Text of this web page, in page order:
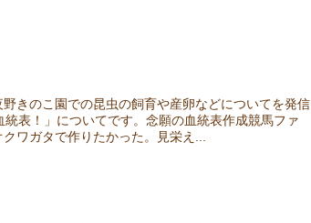
きのこ園での昆虫の飼育や産卵などについてを発信
表！」についてです。念願の血統表作成競馬ファ
ワガタで作りたかった。見栄え...